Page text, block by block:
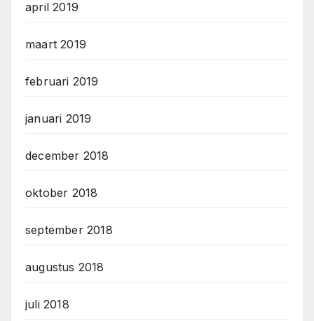
april 2019
maart 2019
februari 2019
januari 2019
december 2018
oktober 2018
september 2018
augustus 2018
juli 2018